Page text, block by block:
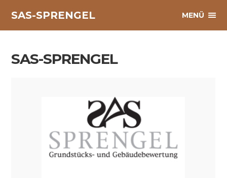
SAS-SPRENGEL MENÜ
SAS-SPRENGEL